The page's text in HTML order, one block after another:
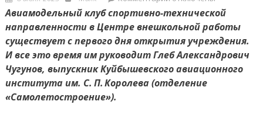
on
записи
Полеты
во сне
и наяву
Авиамодельный клуб спортивно-технической
направленности в Центре внешкольной работы
существует с первого дня открытия учреждения.
И все это время им руководит Глеб Александрович
Чугунов, выпускник Куйбышевского авиационного
института им. С. П. Королева (отделение
«Самолетостроение»).